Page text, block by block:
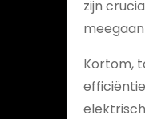
zijn
Kortom,